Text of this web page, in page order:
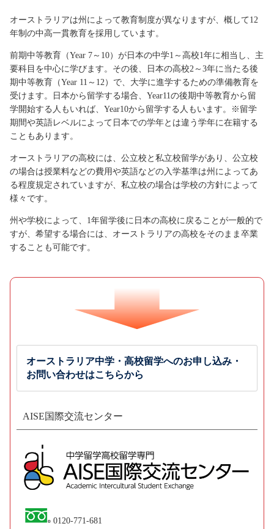
オーストラリアは州によって教育制度が異なりますが、概して12
年制の中高一貫教育を採用しています。
前期中等教育（Year 7～10）が日本の中学1～高校1年に相当し、主
要科目を中心に学びます。その後、日本の高校2～3年に当たる後
期中等教育（Year 11～12）で、大学に進学するための準備教育を
受けます。日本から留学する場合、Year11の後期中等教育から留
学開始する人もいれば、Year10から留学する人もいます。※留学
期間や英語レベルによって日本での学年とは違う学年に在籍する
こともあります。
オーストラリアの高校には、公立校と私立校留学があり、公立校
の場合は授業料などの費用や英語などの入学基準は州によってあ
る程度規定されていますが、私立校の場合は学校の方針によって
様々です。
州や学校によって、1年留学後に日本の高校に戻ることが一般的で
すが、希望する場合には、オーストラリアの高校をそのまま卒業
することも可能です。
オーストラリア中学・高校留学へのお申し込み・
お問い合わせはこちらから
AISE国際交流センター
0120-771-681